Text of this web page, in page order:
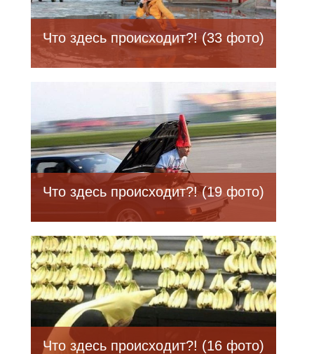
Что здесь происходит?! (33 фото)
Что здесь происходит?! (19 фото)
Что здесь происходит?! (16 фото)